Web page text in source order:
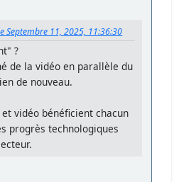
Septembre 11, 2025, 11:36:30
?
de la vidéo en parallèle du
de nouveau.
vidéo bénéficient chacun
progrès technologiques